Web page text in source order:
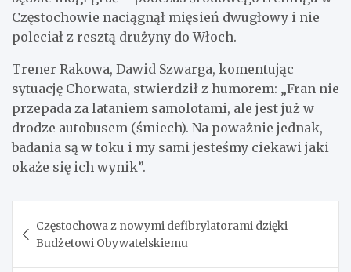
Częstochowie naciągnął mięsień dwugłowy i nie
poleciał z resztą drużyny do Włoch.
Trener Rakowa, Dawid Szwarga, komentując
sytuację Chorwata, stwierdził z humorem: „Fran nie
przepada za lataniem samolotami, ale jest już w
drodze autobusem (śmiech). Na poważnie jednak,
badania są w toku i my sami jesteśmy ciekawi jaki
okaże się ich wynik”.
wpisu
Częstochowa z nowymi defibrylatorami dzięki
Budżetowi Obywatelskiemu